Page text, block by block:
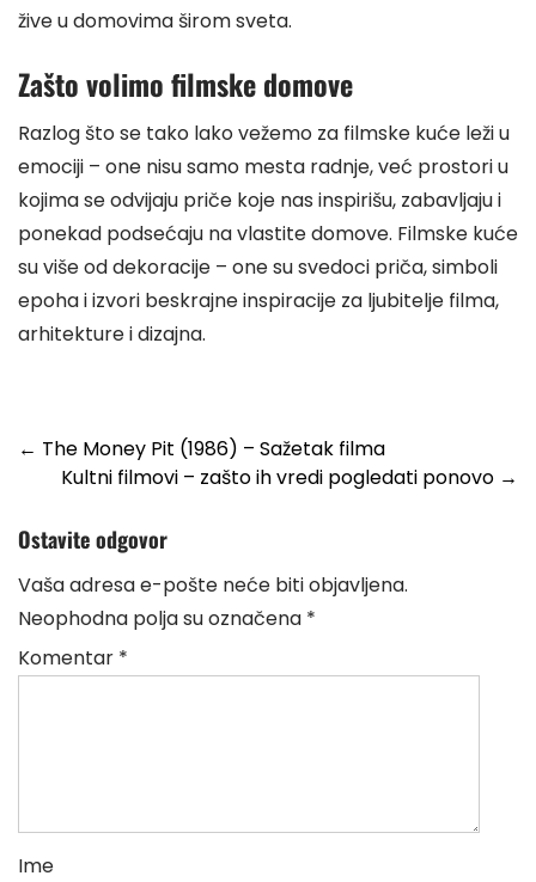
žive u domovima širom sveta.
Zašto volimo filmske domove
Razlog što se tako lako vežemo za filmske kuće leži u
emociji – one nisu samo mesta radnje, već prostori u
kojima se odvijaju priče koje nas inspirišu, zabavljaju i
ponekad podsećaju na vlastite domove. Filmske kuće
su više od dekoracije – one su svedoci priča, simboli
epoha i izvori beskrajne inspiracije za ljubitelje filma,
arhitekture i dizajna.
Post
navigation
← The Money Pit (1986) – Sažetak filma
Kultni filmovi – zašto ih vredi pogledati ponovo →
Ostavite odgovor
Vaša adresa e-pošte neće biti objavljena.
Neophodna polja su označena *
Komentar *
Ime